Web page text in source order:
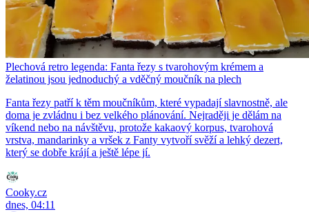
Plechová retro legenda: Fanta řezy s tvarohovým krémem a
želatinou jsou jednoduchý a vděčný moučník na plech
Fanta řezy patří k těm moučníkům, které vypadají slavnostně, ale
doma je zvládnu i bez velkého plánování. Nejraději je dělám na
víkend nebo na návštěvu, protože kakaový korpus, tvarohová
vrstva, mandarinky a vršek z Fanty vytvoří svěží a lehký dezert,
který se dobře krájí a ještě lépe jí.
Cooky.cz
dnes, 04:11